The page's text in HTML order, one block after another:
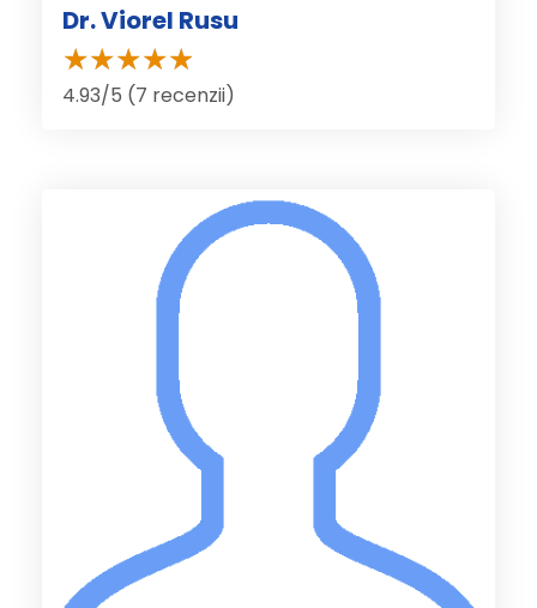
Dr. Viorel Rusu
4.93/5 (7 recenzii)